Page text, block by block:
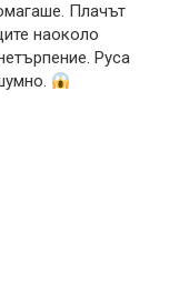
Плачът
наоколо
Руса